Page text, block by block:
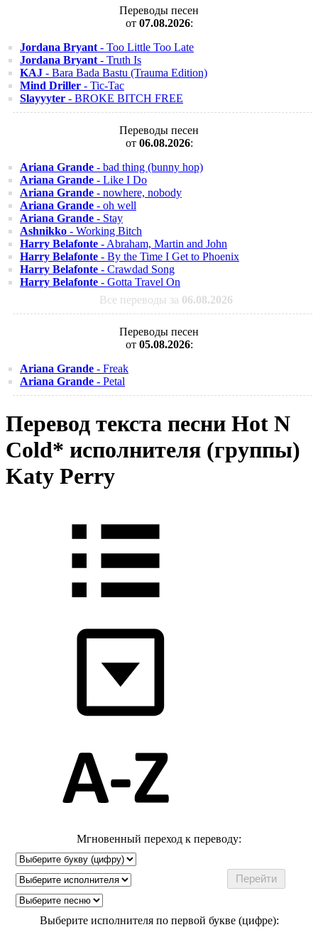
Переводы песен
от 07.08.2026:
Jordana Bryant - Too Little Too Late
Jordana Bryant - Truth Is
KAJ - Bara Bada Bastu (Trauma Edition)
Mind Driller - Tic-Tac
Slayyyter - BROKE BITCH FREE
Переводы песен
от 06.08.2026:
Ariana Grande - bad thing (bunny hop)
Ariana Grande - Like I Do
Ariana Grande - nowhere, nobody
Ariana Grande - oh well
Ariana Grande - Stay
Ashnikko - Working Bitch
Harry Belafonte - Abraham, Martin and John
Harry Belafonte - By the Time I Get to Phoenix
Harry Belafonte - Crawdad Song
Harry Belafonte - Gotta Travel On
Все переводы за 06.08.2026
Переводы песен
от 05.08.2026:
Ariana Grande - Freak
Ariana Grande - Petal
Перевод текста песни Hot N
Cold* исполнителя (группы)
Katy Perry
Мгновенный переход к переводу:
Выберите исполнителя по первой букве (цифре):